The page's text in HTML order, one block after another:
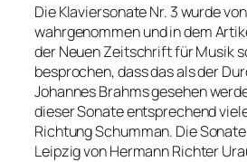
Die Klaviersonate Nr. 3 wurde
wahrgenommen und in dem
der Neuen Zeitschrift für Musik
besprochen, dass das als der
Johannes Brahms gesehen
dieser Sonate entsprechend
Richtung Schumman. Die
Leipzig von Hermann Richter